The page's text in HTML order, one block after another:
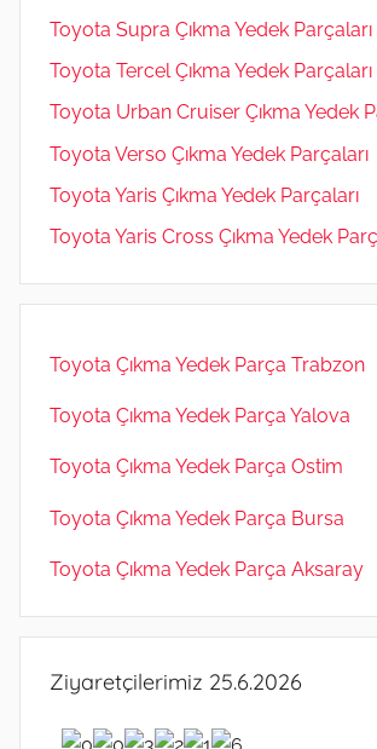
Toyota Supra Çıkma Yedek Parçaları
Toyota Tercel Çıkma Yedek Parçaları
Toyota Urban Cruiser Çıkma Yedek
Toyota Verso Çıkma Yedek Parçaları
Toyota Yaris Çıkma Yedek Parçaları
Toyota Yaris Cross Çıkma Yedek
Toyota Çıkma Yedek Parça Trabzon
Toyota Çıkma Yedek Parça Yalova
Toyota Çıkma Yedek Parça Ostim
Toyota Çıkma Yedek Parça Bursa
Toyota Çıkma Yedek Parça Aksaray
Ziyaretçilerimiz 25.6.2026